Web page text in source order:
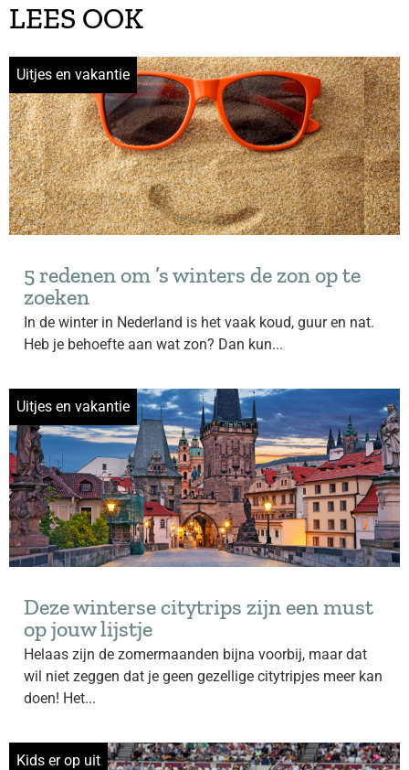
LEES OOK
Uitjes en vakantie
5 redenen om ’s winters de zon op te
zoeken
In de winter in Nederland is het vaak koud, guur en nat.
Heb je behoefte aan wat zon? Dan kun...
Uitjes en vakantie
Deze winterse citytrips zijn een must
op jouw lijstje
Helaas zijn de zomermaanden bijna voorbij, maar dat
wil niet zeggen dat je geen gezellige citytripjes meer kan
doen! Het...
Kids er op uit